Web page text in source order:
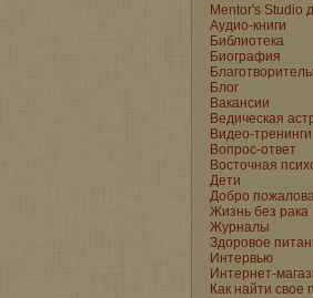
Mentor's Studio
Аудио-книги
Библиотека
Биография
Блог
Вакансии
Ведическая
Видео-тренинги
Вопрос-ответ
Восточная
Дети
Добро
Жизнь без рака
Журналы
Здоровое
Интервью
Интернет-
Как найти свое